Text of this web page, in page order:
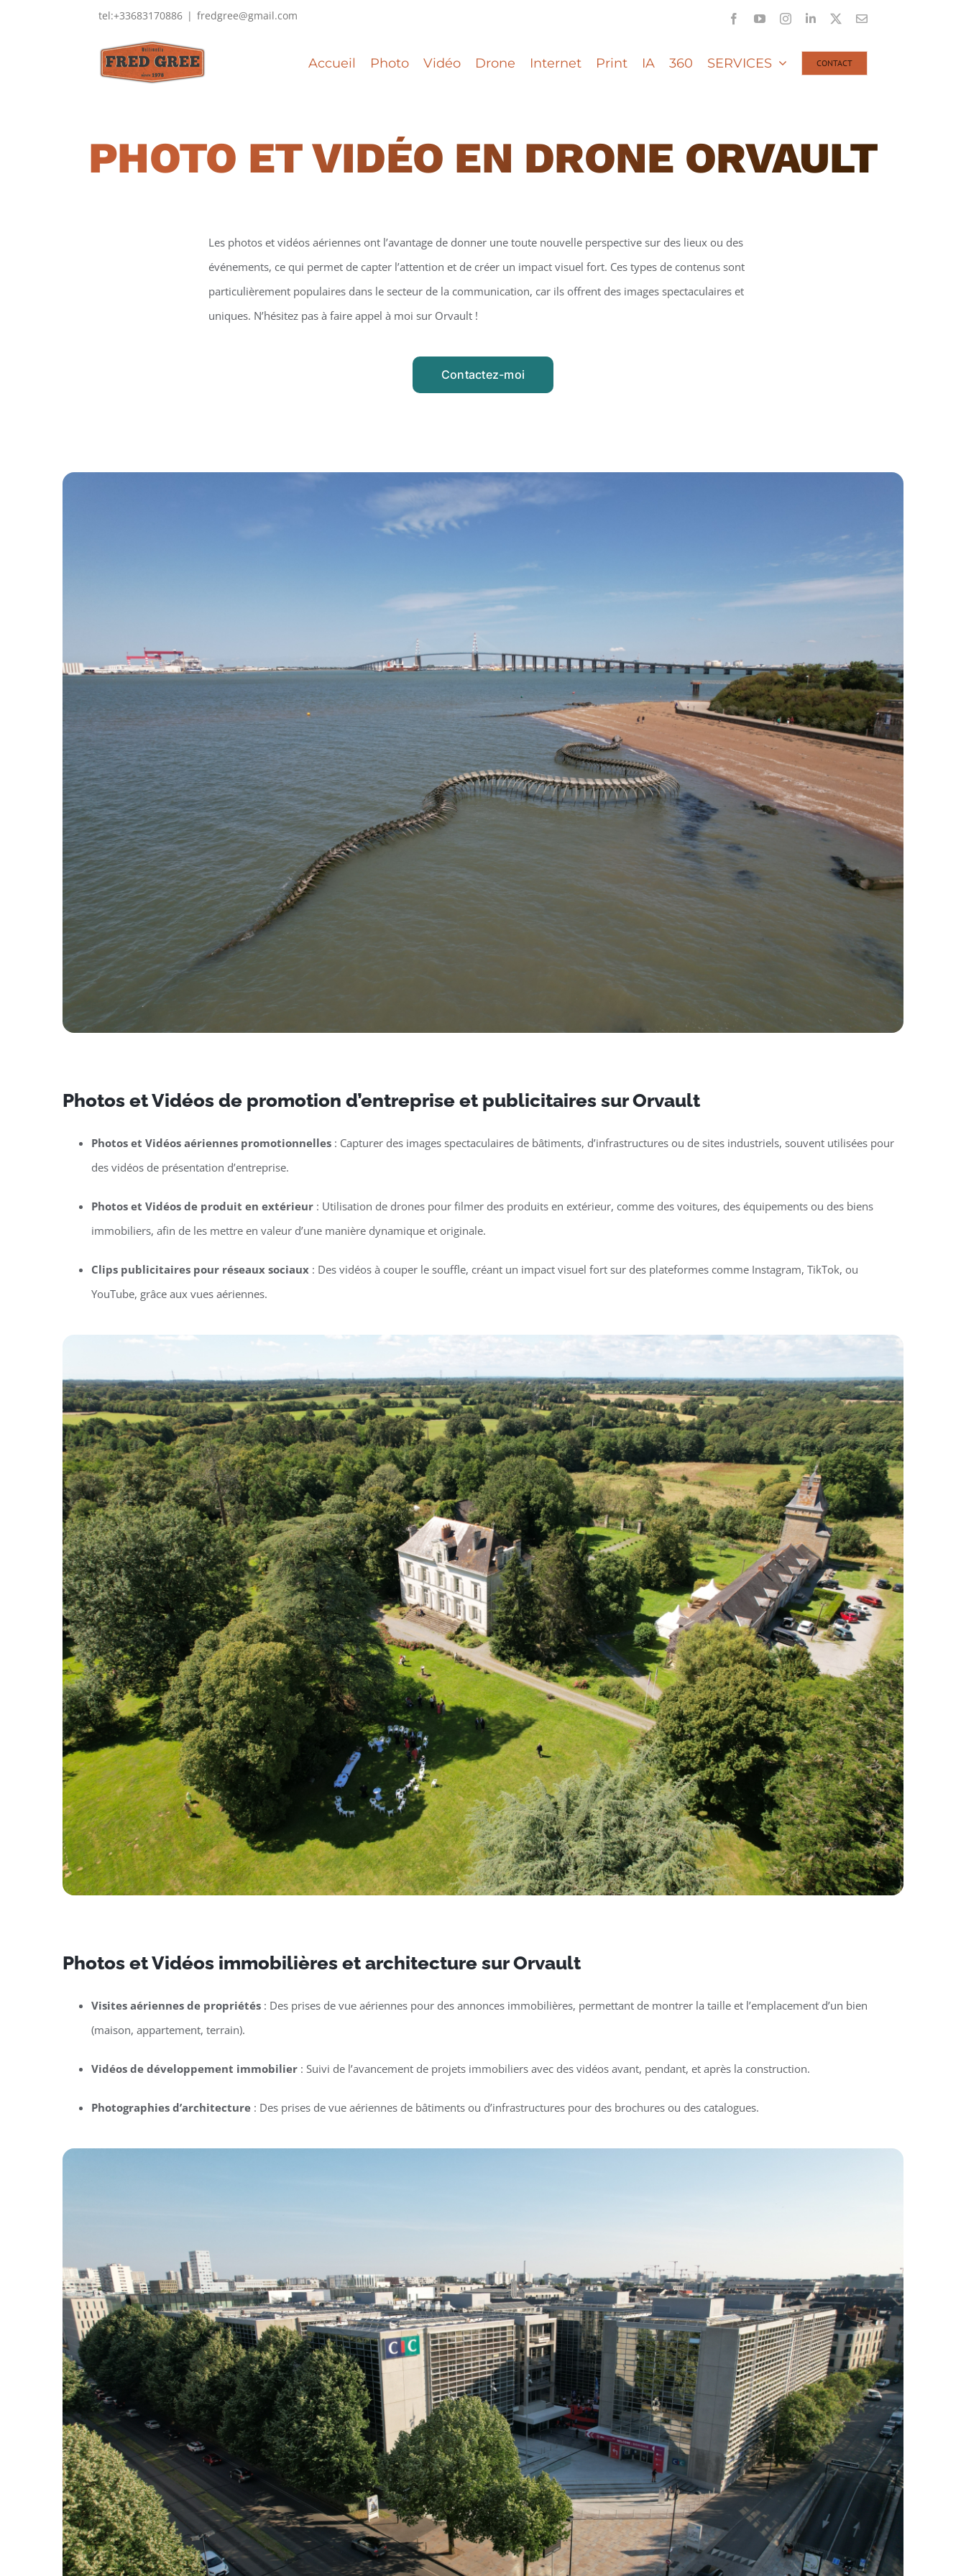
tel:+33683170886 | fredgree@gmail.com FacebookYouTubeInstagramLinkedIn Email
Accueil Photo Vidéo Drone Internet Print IA 360 SERVICES CONTACT
PHOTO ET VIDÉO EN DRONE ORVAULT
Les photos et vidéos aériennes ont l’avantage de donner une toute nouvelle perspective sur des lieux ou des
événements, ce qui permet de capter l’attention et de créer un impact visuel fort. Ces types de contenus sont
particulièrement populaires dans le secteur de la communication, car ils offrent des images spectaculaires et
uniques. N’hésitez pas à faire appel à moi sur Orvault !
Contactez-moi
Photos et Vidéos de promotion d’entreprise et publicitaires sur Orvault
Photos et Vidéos aériennes promotionnelles: Capturer des images spectaculaires de bâtiments, d’infrastructures ou de sites industriels, souvent utilisées pour
des vidéos de présentation d’entreprise.
Photos et Vidéos de produit en extérieur: Utilisation de drones pour filmer des produits en extérieur, comme des voitures, des équipements ou des biens
immobiliers, afin de les mettre en valeur d’une manière dynamique et originale.
Clips publicitaires pour réseaux sociaux: Des vidéos à couper le souffle, créant un impact visuel fort sur des plateformes comme Instagram, TikTok, ou
YouTube, grâce aux vues aériennes.
Photos et Vidéos immobilières et architecture sur Orvault
Visites aériennes de propriétés: Des prises de vue aériennes pour des annonces immobilières, permettant de montrer la taille et l’emplacement d’un bien
(maison, appartement, terrain).
Vidéos de développement immobilier: Suivi de l’avancement de projets immobiliers avec des vidéos avant, pendant, et après la construction.
Photographies d’architecture: Des prises de vue aériennes de bâtiments ou d’infrastructures pour des brochures ou des catalogues.